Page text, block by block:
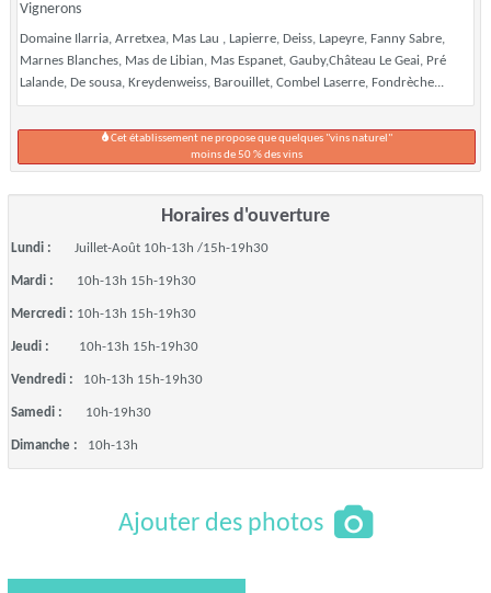
Vignerons
Domaine Ilarria, Arretxea, Mas Lau , Lapierre, Deiss, Lapeyre, Fanny Sabre,
Marnes Blanches, Mas de Libian, Mas Espanet, Gauby,Château Le Geai, Pré
Lalande, De sousa, Kreydenweiss, Barouillet, Combel Laserre, Fondrèche...
Cet établissement ne propose que quelques "vins naturel"
moins de 50 % des vins
Horaires d'ouverture
Lundi : Juillet-Août 10h-13h /15h-19h30
Mardi : 10h-13h 15h-19h30
Mercredi : 10h-13h 15h-19h30
Jeudi : 10h-13h 15h-19h30
Vendredi : 10h-13h 15h-19h30
Samedi : 10h-19h30
Dimanche : 10h-13h
Ajouter des photos